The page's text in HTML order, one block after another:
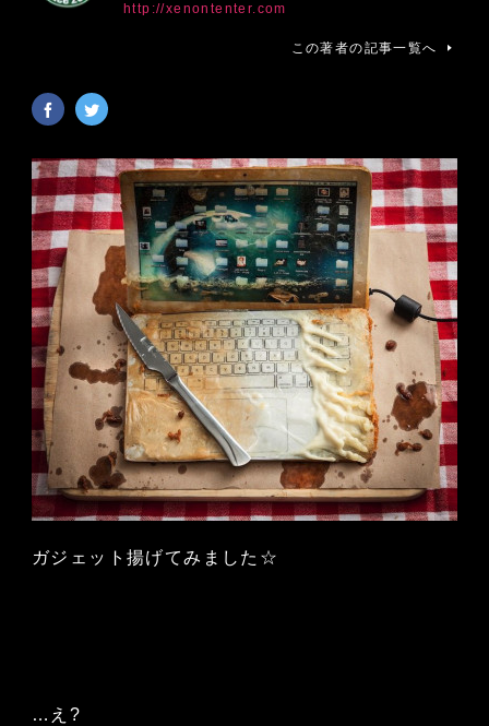
http://xenontenter.com
この著者の記事一覧へ
ガジェット揚げてみました☆
…え?